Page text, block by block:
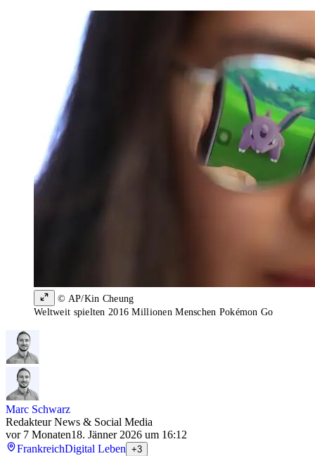
© AP/Kin Cheung
Weltweit spielten 2016 Millionen Menschen Pokémon Go
Marc Schwarz
Redakteur News & Social Media
vor 7 Monaten18. Jänner 2026 um 16:12
FrankreichDigital Leben +3